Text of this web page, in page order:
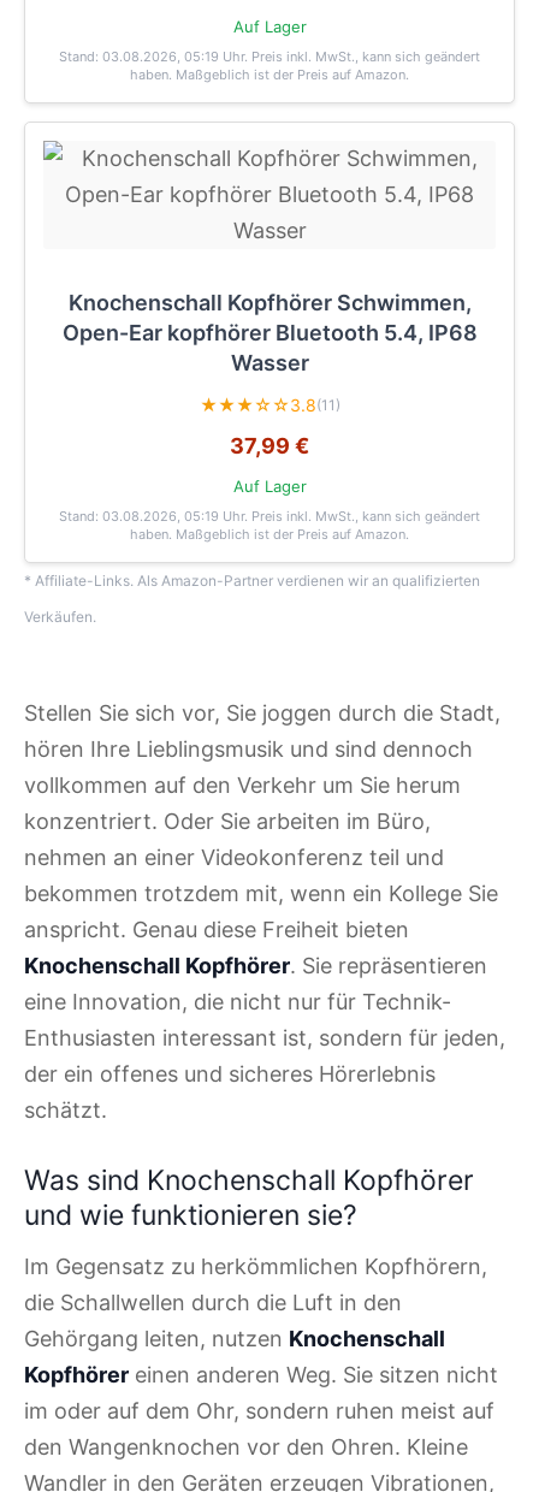
Auf Lager
Stand: 03.08.2026, 05:19 Uhr. Preis inkl. MwSt., kann sich geändert
haben. Maßgeblich ist der Preis auf Amazon.
Knochenschall Kopfhörer Schwimmen,
Open-Ear kopfhörer Bluetooth 5.4, IP68
Wasser
★★★☆☆3.8(11)
37,99 €
Auf Lager
Stand: 03.08.2026, 05:19 Uhr. Preis inkl. MwSt., kann sich geändert
haben. Maßgeblich ist der Preis auf Amazon.
* Affiliate-Links. Als Amazon-Partner verdienen wir an qualifizierten
Verkäufen.
Stellen Sie sich vor, Sie joggen durch die Stadt,
hören Ihre Lieblingsmusik und sind dennoch
vollkommen auf den Verkehr um Sie herum
konzentriert. Oder Sie arbeiten im Büro,
nehmen an einer Videokonferenz teil und
bekommen trotzdem mit, wenn ein Kollege Sie
anspricht. Genau diese Freiheit bieten
Knochenschall Kopfhörer. Sie repräsentieren
eine Innovation, die nicht nur für Technik-
Enthusiasten interessant ist, sondern für jeden,
der ein offenes und sicheres Hörerlebnis
schätzt.
Was sind Knochenschall Kopfhörer
und wie funktionieren sie?
Im Gegensatz zu herkömmlichen Kopfhörern,
die Schallwellen durch die Luft in den
Gehörgang leiten, nutzen Knochenschall
Kopfhörer einen anderen Weg. Sie sitzen nicht
im oder auf dem Ohr, sondern ruhen meist auf
den Wangenknochen vor den Ohren. Kleine
Wandler in den Geräten erzeugen Vibrationen,